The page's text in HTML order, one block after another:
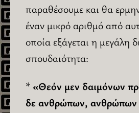
παραθέσουμε και θα
έναν μικρό αριθμό από
οποία εξάγεται η μεγάλη
σπουδαιότητα:
*«Θεόν μεν δαιμόνων
δε ανθρώπων, ανθρώπων